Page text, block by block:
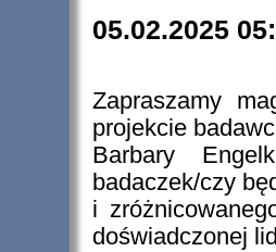
05.02.2025
Zapraszamy
projekcie
Barbary
badaczek/czy
i
doświadczonej